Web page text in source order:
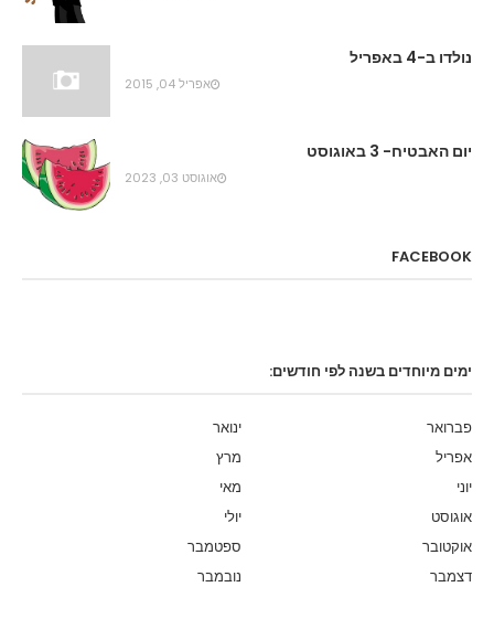
נולדו ב-4 באפריל
אפריל 04, 2015
יום האבטיח- 3 באוגוסט
אוגוסט 03, 2023
FACEBOOK
ימים מיוחדים בשנה לפי חודשים:
ינואר
פברואר
מרץ
אפריל
מאי
יוני
יולי
אוגוסט
ספטמבר
אוקטובר
נובמבר
דצמבר